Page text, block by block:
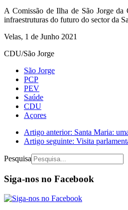
A Comissão de Ilha de São Jorge
infraestruturas do futuro do sector da
Velas, 1 de Junho 2021
CDU/São Jorge
São Jorge
PCP
PEV
Saúde
CDU
Açores
Artigo anterior: Santa Maria:
Artigo seguinte: Visita
Pesquisa
Siga-nos no Facebook